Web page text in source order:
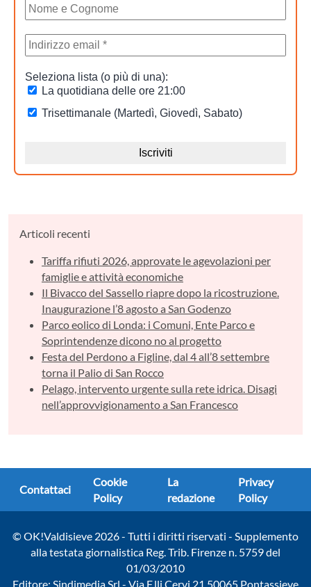
Articoli recenti
Tariffa rifiuti 2026, approvate le agevolazioni per
famiglie e attività economiche
Il Bivacco del Sassello riapre dopo la ricostruzione.
Inaugurazione l’8 agosto a San Godenzo
Parco eolico di Londa: i Comuni, Ente Parco e
Soprintendenze dicono no al progetto
Festa del Perdono a Figline, dal 4 all’8 settembre
torna il Palio di San Rocco
Pelago, intervento urgente sulla rete idrica. Disagi
nell’approvvigionamento a San Francesco
Contattaci
Cookie
Policy
La
redazione
Privacy
Policy
© OK!Valdisieve 2026 - Tutti i diritti riservati - Supplemento
alla testata giornalistica Reg. Trib. Firenze n. 5759 del
01/03/2010
Editore: Sindimedia Srl - Via F.lli Cervi 21 50065 Pontassieve